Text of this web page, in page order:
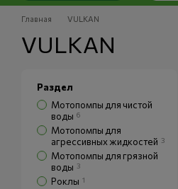
Главная VULKAN
VULKAN
Раздел
Мотопомпы для чистой
воды 6
Мотопомпы для
агрессивных жидкостей 3
Мотопомпы для грязной
воды 3
Роклы 1